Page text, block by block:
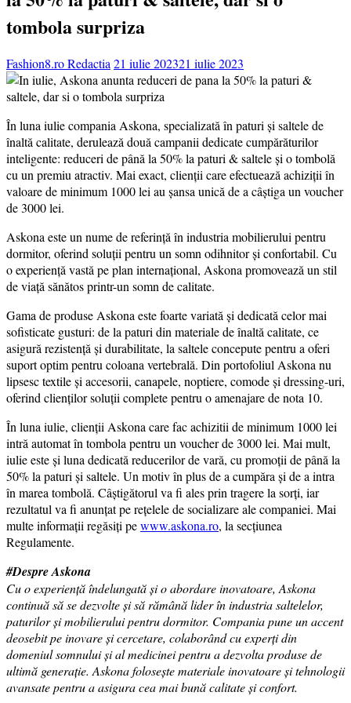
tombola surpriza
Fashion8.ro Redactia21 iulie 202321 iulie 2023
În luna iulie compania Askona, specializată în paturi și saltele de
înaltă calitate, derulează două campanii dedicate cumpărăturilor
inteligente: reduceri de până la 50% la paturi & saltele și o tombolă
cu un premiu atractiv. Mai exact, clienții care efectuează achiziții în
valoare de minimum 1000 lei au șansa unică de a câștiga un voucher
de 3000 lei.
Askona este un nume de referință în industria mobilierului pentru
dormitor, oferind soluții pentru un somn odihnitor și confortabil. Cu
o experiență vastă pe plan internațional, Askona promovează un stil
de viață sănătos printr-un somn de calitate.
Gama de produse Askona este foarte variată și dedicată celor mai
sofisticate gusturi: de la paturi din materiale de înaltă calitate, ce
asigură rezistență și durabilitate, la saltele concepute pentru a oferi
suport optim pentru coloana vertebrală. Din portofoliul Askona nu
lipsesc textile și accesorii, canapele, noptiere, comode și dressing-uri,
oferind clienților soluții complete pentru o amenajare de nota 10.
În luna iulie, clienții Askona care fac achizitii de minimum 1000 lei
intră automat în tombola pentru un voucher de 3000 lei. Mai mult,
iulie este și luna dedicată reducerilor de vară, cu promoții de până la
50% la paturi și saltele. Un motiv în plus de a cumpăra și de a intra
în marea tombolă. Câștigătorul va fi ales prin tragere la sorți, iar
rezultatul va fi anunțat pe rețelele de socializare ale companiei. Mai
multe informații regăsiți pewww.askona.ro, la secțiunea
Regulamente.
#Despre Askona
Cu o experiență îndelungată și o abordare inovatoare, Askona
continuă să se dezvolte și să rămână lider în industria saltelelor,
paturilor și mobilierului pentru dormitor. Compania pune un accent
deosebit pe inovare și cercetare, colaborând cu experți din
domeniul somnului și al medicinei pentru a dezvolta produse de
ultimă generație. Askona folosește materiale inovatoare și tehnologii
avansate pentru a asigura cea mai bună calitate și confort.